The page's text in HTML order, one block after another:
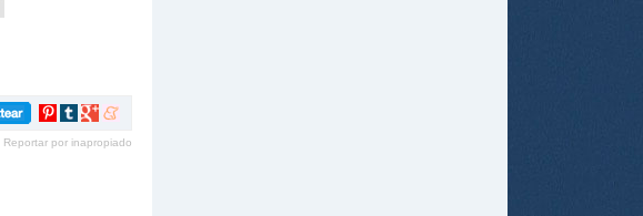
Compartir
Pinterest
Compartir
tumblr
Compartir
Google+
Compartir
meneame
Reportar por inapropiado